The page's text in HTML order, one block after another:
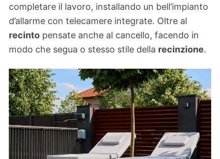
completare il lavoro, installando un bell’impianto
d’allarme con telecamere integrate. Oltre al
recinto pensate anche al cancello, facendo in
modo che segua o stesso stile della recinzione.